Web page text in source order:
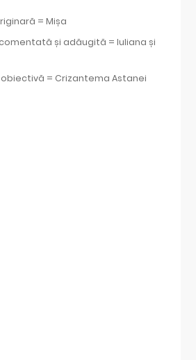
= Mișa
și adăugită = Iuliana și
obiectivă = Crizantema Astanei